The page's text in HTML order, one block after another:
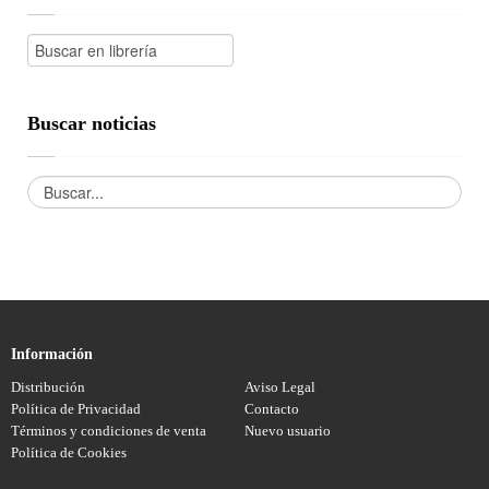
Buscar noticias
Información
Distribución
Aviso Legal
Política de Privacidad
Contacto
Términos y condiciones de venta
Nuevo usuario
Política de Cookies